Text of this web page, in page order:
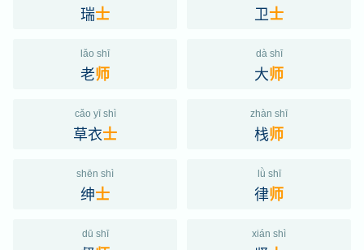
瑞士 卫士
lǎo shī
老师
dà shī
大师
cǎo yī shì
草衣士
zhàn shī
栈师
shēn shì
绅士
lǜ shī
律师
dū shī xián shì